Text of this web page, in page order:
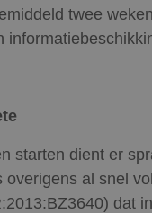
twee
starten dient er
al snel
dat